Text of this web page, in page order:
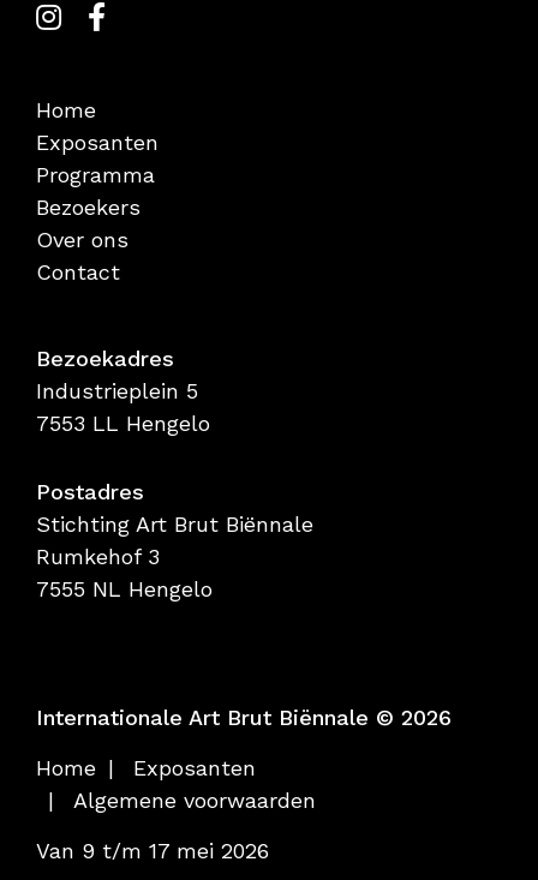
Home
Exposanten
Programma
Bezoekers
Over ons
Contact
Bezoekadres
Industrieplein 5
7553 LL Hengelo
Postadres
Stichting Art Brut Biënnale
Rumkehof 3
7555 NL Hengelo
Internationale Art Brut Biënnale © 2026
Home
Exposanten
Algemene voorwaarden
Van 9 t/m 17 mei 2026